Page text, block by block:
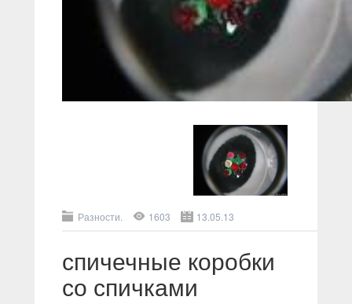
Разности. 1603 13.05.13
спичечные коробки
со спичками